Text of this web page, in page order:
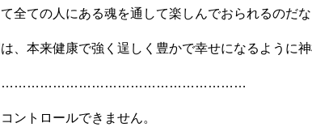
全ての人にある魂を通して楽しんでおられるのだ
は、本来健康で強く逞しく豊かで幸せになるように
ントロールできません。